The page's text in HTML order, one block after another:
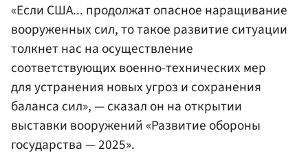
«Если США... продолжат опасное наращивание
вооруженных сил, то такое развитие ситуации
толкнет нас на осуществление
соответствующих военно-технических мер
для устранения новых угроз и сохранения
баланса сил», — сказал он на открытии
выставки вооружений «Развитие обороны
государства — 2025».